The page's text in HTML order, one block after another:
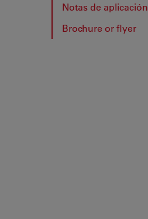
Notas de aplicación
Brochure or flyer